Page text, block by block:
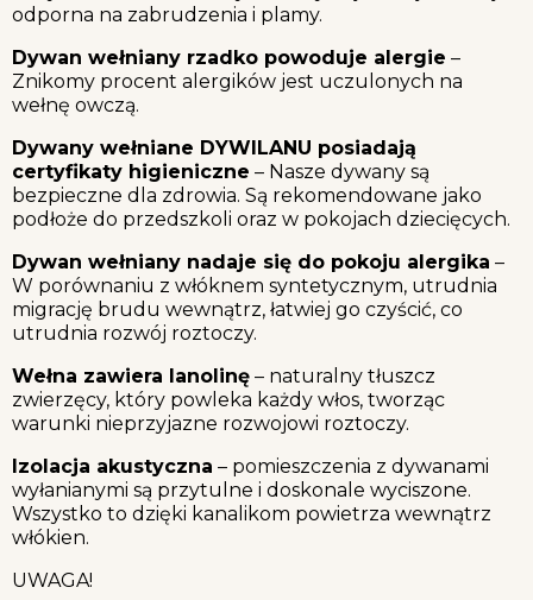
odporna na zabrudzenia i plamy.
Dywan wełniany rzadko powoduje alergie –
Znikomy procent alergików jest uczulonych na
wełnę owczą.
Dywany wełniane DYWILANU posiadają
certyfikaty higieniczne – Nasze dywany są
bezpieczne dla zdrowia. Są rekomendowane jako
podłoże do przedszkoli oraz w pokojach dziecięcych.
Dywan wełniany nadaje się do pokoju alergika –
W porównaniu z włóknem syntetycznym, utrudnia
migrację brudu wewnątrz, łatwiej go czyścić, co
utrudnia rozwój roztoczy.
Wełna zawiera lanolinę – naturalny tłuszcz
zwierzęcy, który powleka każdy włos, tworząc
warunki nieprzyjazne rozwojowi roztoczy.
Izolacja akustyczna – pomieszczenia z dywanami
wyłanianymi są przytulne i doskonale wyciszone.
Wszystko to dzięki kanalikom powietrza wewnątrz
włókien.
UWAGA!